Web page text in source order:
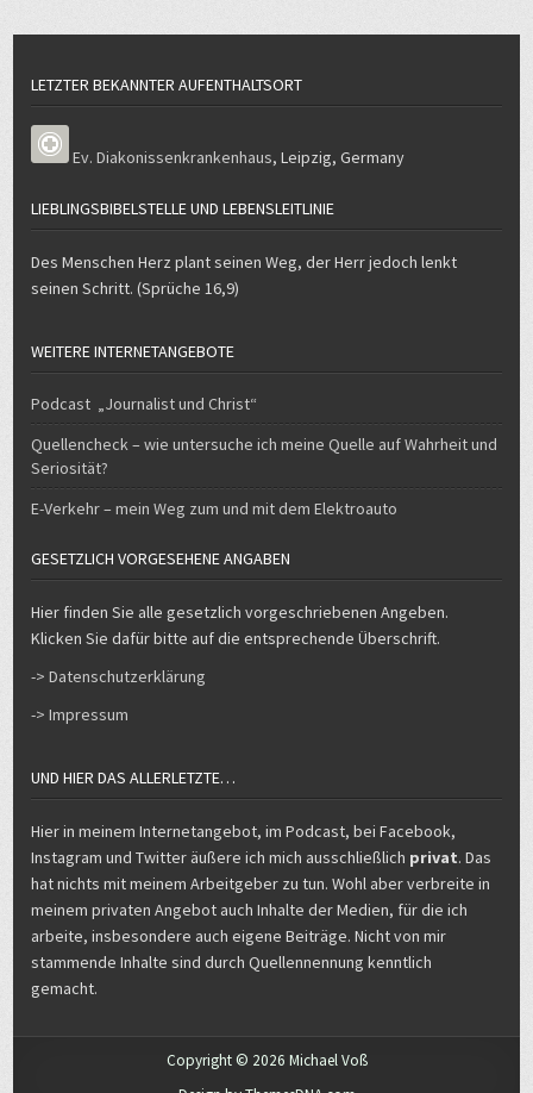
LETZTER BEKANNTER AUFENTHALTSORT
Ev. Diakonissenkrankenhaus,Leipzig,Germany
LIEBLINGSBIBELSTELLE UND LEBENSLEITLINIE
Des Menschen Herz plant seinen Weg, der Herr jedoch lenkt
seinen Schritt. (Sprüche 16,9)
WEITERE INTERNETANGEBOTE
Podcast „Journalist und Christ“
Quellencheck – wie untersuche ich meine Quelle auf Wahrheit und
Seriosität?
E-Verkehr – mein Weg zum und mit dem Elektroauto
GESETZLICH VORGESEHENE ANGABEN
Hier finden Sie alle gesetzlich vorgeschriebenen Angeben.
Klicken Sie dafür bitte auf die entsprechende Überschrift.
-> Datenschutzerklärung
-> Impressum
UND HIER DAS ALLERLETZTE…
Hier in meinem Internetangebot, im Podcast, bei Facebook,
Instagram und Twitter äußere ich mich ausschließlich privat. Das
hat nichts mit meinem Arbeitgeber zu tun. Wohl aber verbreite in
meinem privaten Angebot auch Inhalte der Medien, für die ich
arbeite, insbesondere auch eigene Beiträge. Nicht von mir
stammende Inhalte sind durch Quellennennung kenntlich
gemacht.
Copyright © 2026 Michael Voß